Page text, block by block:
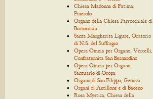
Chiesa Madonna di Fatima,
Pinerolo
Organo della Chiesa Parrocchiale di
Borzonasca
Santa Margherita Ligure, Oratorio
di N.S. del Suffragio
Opera Omnia per Organo, Vercelli,
Confraternita San Bernardino
Opera Omnia per Organo,
Santuario di Oropa
Organo di San Filippo, Genova
Organi di Antillone e di Baceno
Rosa Mystica, Chiesa della